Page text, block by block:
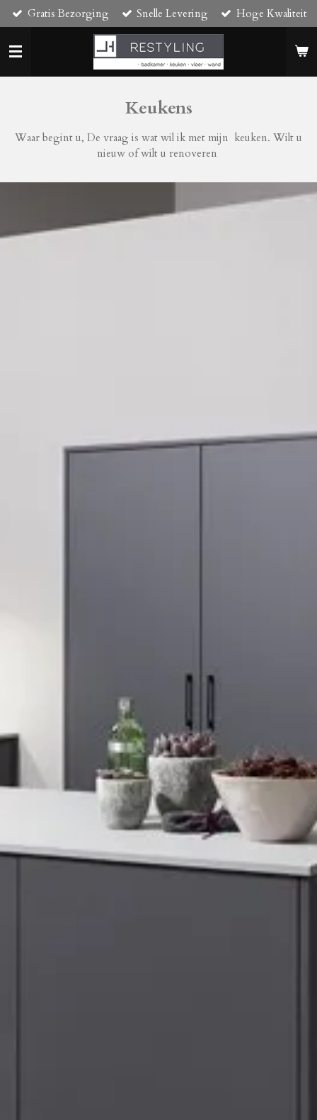
Ga
direct
naar
de
hoofdinhoud
Gratis Bezorging Snelle Levering Hoge Kwaliteit
Keukens
Waar begint u, De vraag is wat wil ik met mijn keuken. Wilt u
nieuw of wilt u renoveren